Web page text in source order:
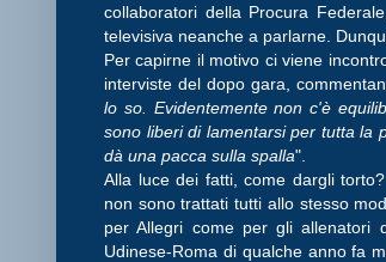
collaboratori della Procura
televisiva neanche a parlarne.
Per capirne il motivo ci viene
interviste del dopo gara,
lo so. Evidentemente non c'è
sono liberi di lamentarsi per tutta la
dà una pacca sulla spalla".
Alla luce dei fatti, come dargli
non sono trattati tutti allo stesso
per Allegri come per gli allenatori
Udinese-Roma di qualche anno fa